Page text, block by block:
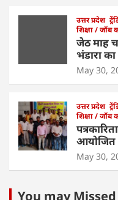
उत्तर प्रदेश
शिक्षा / जॉब
जेठ माह
भंडारा
May 30,
उत्तर प्रदेश
शिक्षा / जॉब
आयोजित
May 30,
You may Missed